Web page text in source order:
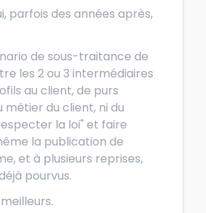
parfois des années après,
de sous-traitance de
les 2 ou 3 intermédiaires
au client, de purs
du client, ni du
la loi" et faire
la publication de
et à plusieurs reprises,
pourvus.